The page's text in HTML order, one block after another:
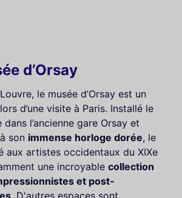
d’Orsay
le musée d’Orsay est un
d’une visite à Paris. Installé le
l’ancienne gare Orsay et
son immense horloge dorée, le
aux artistes occidentaux du XIXe
une incroyable collection
et post-